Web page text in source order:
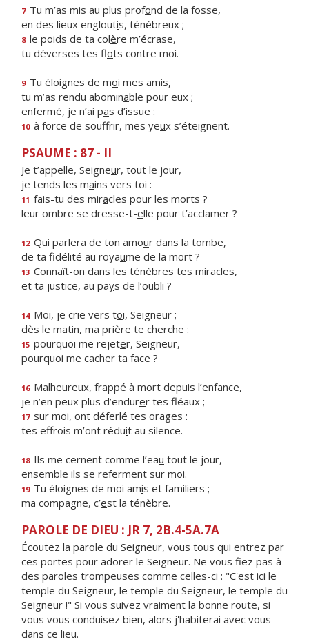
7 Tu m’as mis au plus profond de la fosse,
en des lieux engloutis, ténébreux ;
8 le poids de ta colère m’écrase,
tu déverses tes flots contre moi.
9 Tu éloignes de moi mes amis,
tu m’as rendu abominable pour eux ;
enfermé, je n’ai pas d’issue :
10 à force de souffrir, mes yeux s’éteignent.
PSAUME : 87 - II
Je t’appelle, Seigneur, tout le jour,
je tends les mains vers toi :
11 fais-tu des miracles pour les morts ?
leur ombre se dresse-t-elle pour t’acclamer ?
12 Qui parlera de ton amour dans la tombe,
de ta fidélité au royaume de la mort ?
13 Connaît-on dans les ténèbres tes miracles,
et ta justice, au pays de l’oubli ?
14 Moi, je crie vers toi, Seigneur ;
dès le matin, ma prière te cherche :
15 pourquoi me rejeter, Seigneur,
pourquoi me cacher ta face ?
16 Malheureux, frappé à mort depuis l’enfance,
je n’en peux plus d’endurer tes fléaux ;
17 sur moi, ont déferlé tes orages :
tes effrois m’ont réduit au silence.
18 Ils me cernent comme l’eau tout le jour,
ensemble ils se referment sur moi.
19 Tu éloignes de moi amis et familiers ;
ma compagne, c’est la ténèbre.
PAROLE DE DIEU : JR 7, 2B.4-5A.7A
Écoutez la parole du Seigneur, vous tous qui entrez par
ces portes pour adorer le Seigneur. Ne vous fiez pas à
des paroles trompeuses comme celles-ci : "C'est ici le
temple du Seigneur, le temple du Seigneur, le temple du
Seigneur !" Si vous suivez vraiment la bonne route, si
vous vous conduisez bien, alors j'habiterai avec vous
dans ce lieu.